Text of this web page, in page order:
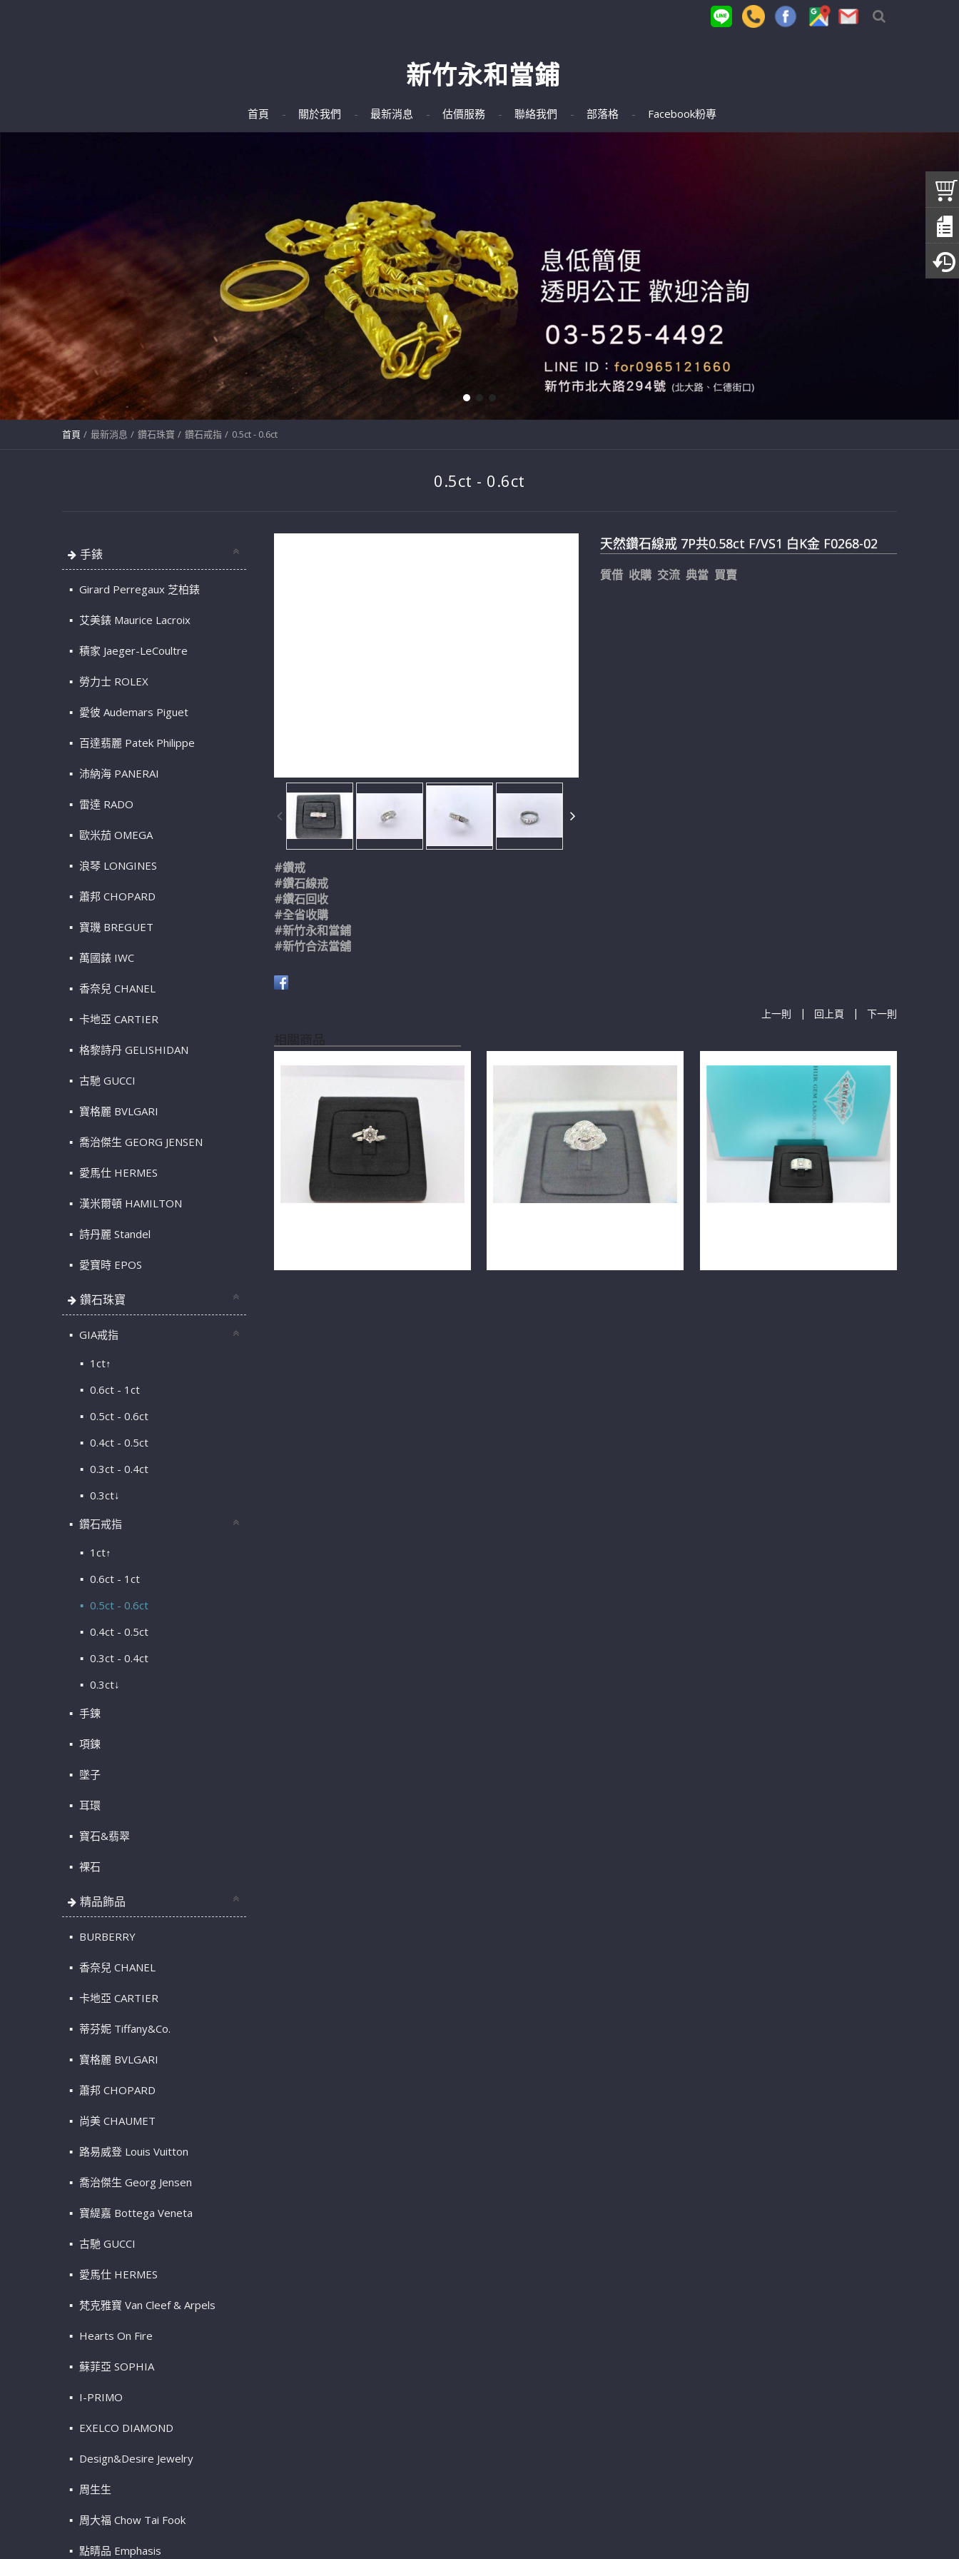
新竹永和當鋪
首頁 關於我們 最新消息 估價服務 聯絡我們 部落格 Facebook粉專
首頁 最新消息 鑽石珠寶 鑽石戒指 0.5ct - 0.6ct
0.5ct - 0.6ct
手錶
Girard Perregaux 芝柏錶
艾美錶 Maurice Lacroix
積家 Jaeger-LeCoultre
勞力士 ROLEX
愛彼 Audemars Piguet
百達翡麗 Patek Philippe
沛納海 PANERAI
雷達 RADO
歐米茄 OMEGA
浪琴 LONGINES
蕭邦 CHOPARD
寶璣 BREGUET
萬國錶 IWC
香奈兒 CHANEL
卡地亞 CARTIER
格黎詩丹 GELISHIDAN
古馳 GUCCI
寶格麗 BVLGARI
喬治傑生 GEORG JENSEN
愛馬仕 HERMES
漢米爾頓 HAMILTON
詩丹麗 Standel
愛寶時 EPOS
鑽石珠寶
GIA戒指
1ct↑
0.6ct - 1ct
0.5ct - 0.6ct
0.4ct - 0.5ct
0.3ct - 0.4ct
0.3ct↓
鑽石戒指
1ct↑
0.6ct - 1ct
0.5ct - 0.6ct
0.4ct - 0.5ct
0.3ct - 0.4ct
0.3ct↓
手鍊
項鍊
墜子
耳環
寶石&翡翠
裸石
精品飾品
BURBERRY
香奈兒 CHANEL
卡地亞 CARTIER
蒂芬妮 Tiffany&Co.
寶格麗 BVLGARI
蕭邦 CHOPARD
尚美 CHAUMET
路易威登 Louis Vuitton
喬治傑生 Georg Jensen
寶緹嘉 Bottega Veneta
古馳 GUCCI
愛馬仕 HERMES
梵克雅寶 Van Cleef & Arpels
Hearts On Fire
蘇菲亞 SOPHIA
I-PRIMO
EXELCO DIAMOND
Design&Desire Jewelry
周生生
周大福 Chow Tai Fook
點睛品 Emphasis
天然鑽石線戒 7P共0.58ct F/VS1 白K金 F0268-02
質借 收購 交流 典當 買賣
#鑽戒
#鑽石線戒
#鑽石回收
#全省收購
#新竹永和當鋪
#新竹合法當舖
上一則 | 回上頁 | 下一則
相關商品